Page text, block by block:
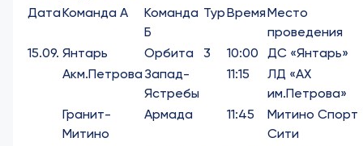
ДатаКоманда А
Команда
Б
ТурВремяМесто
проведения
15.09. Янтарь Орбита 3 10:00
ДС «Янтарь»
Акм.Петрова Запад-
Ястребы
11:15
ЛД «АХ
им.Петрова»
Гранит-
Митино
Армада 11:45
Митино Спорт
Сити